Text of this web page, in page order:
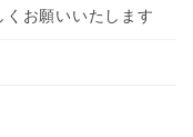
お願いいたします